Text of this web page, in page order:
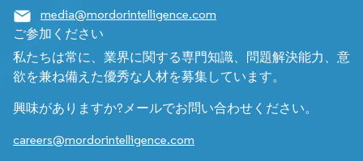
media@mordorintelligence.com
ご参加ください
私たちは常に、業界に関する専門知識、問題解決能力、意
欲を兼ね備えた優秀な人材を募集しています。
興味がありますか?メールでお問い合わせください。
careers@mordorintelligence.com